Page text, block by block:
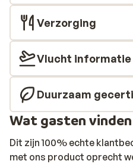
piano bar en een tapasbar.
overdag een
avonds shows gegeven.
verwennen, boek dan een
schitterende, zeer
uit drie delen; spa, club en
verrassend, mooi
hydromassages,
sauna, stoombad en een
kom je heerlijk tot rust in
sauna, het stoombad, de
Verzorging
Vlucht informatie
Duurzaam
Wat gasten vinden
Dit zijn 100% echte
met ons product oprecht